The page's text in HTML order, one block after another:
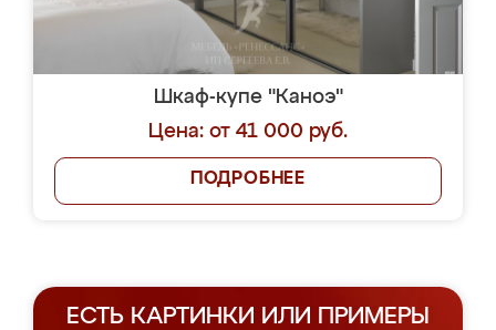
Шкаф-купе "Каноэ"
Цена: от 41 000 руб.
ПОДРОБНЕЕ
ЕСТЬ КАРТИНКИ ИЛИ ПРИМЕРЫ